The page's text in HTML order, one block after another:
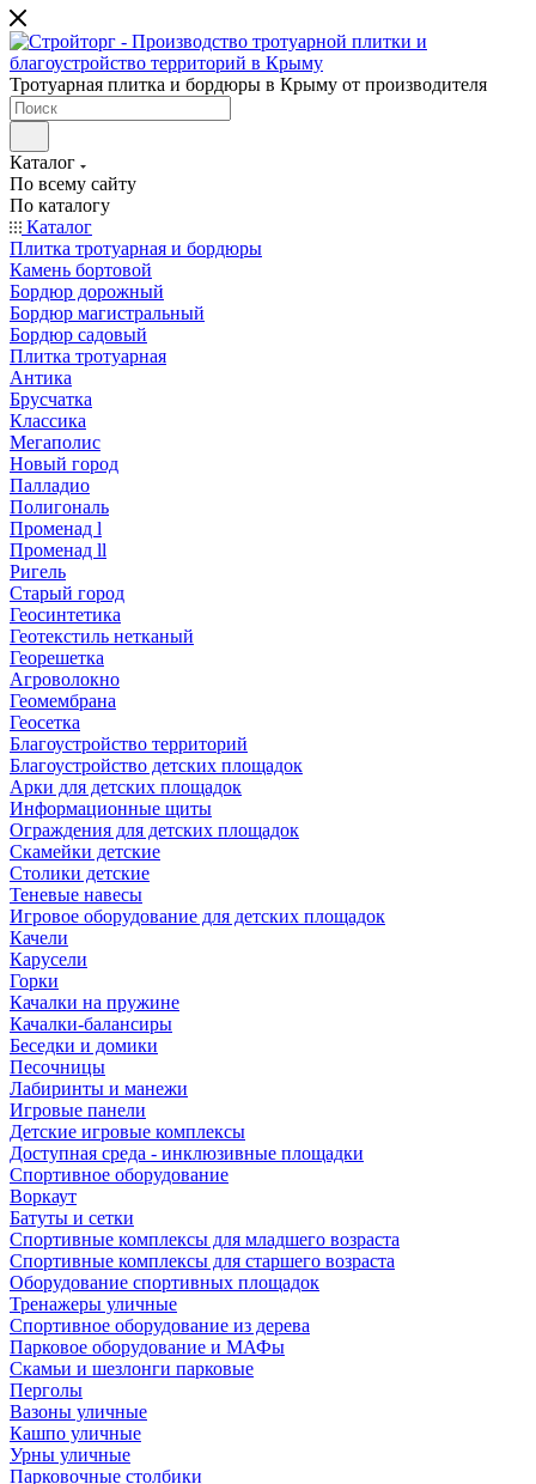
Тротуарная плитка и бордюры в Крыму от производителя
Каталог
По всему сайту
По каталогу
Каталог
Плитка тротуарная и бордюры
Камень бортовой
Бордюр дорожный
Бордюр магистральный
Бордюр садовый
Плитка тротуарная
Антика
Брусчатка
Классика
Мегаполис
Новый город
Палладио
Полигональ
Променад l
Променад ll
Ригель
Старый город
Геосинтетика
Геотекстиль нетканый
Георешетка
Агроволокно
Геомембрана
Геосетка
Благоустройство территорий
Благоустройство детских площадок
Арки для детских площадок
Информационные щиты
Ограждения для детских площадок
Скамейки детские
Столики детские
Теневые навесы
Игровое оборудование для детских площадок
Качели
Карусели
Горки
Качалки на пружине
Качалки-балансиры
Беседки и домики
Песочницы
Лабиринты и манежи
Игровые панели
Детские игровые комплексы
Доступная среда - инклюзивные площадки
Спортивное оборудование
Воркаут
Батуты и сетки
Спортивные комплексы для младшего возраста
Спортивные комплексы для старшего возраста
Оборудование спортивных площадок
Тренажеры уличные
Спортивное оборудование из дерева
Парковое оборудование и МАФы
Скамьи и шезлонги парковые
Перголы
Вазоны уличные
Кашпо уличные
Урны уличные
Парковочные столбики